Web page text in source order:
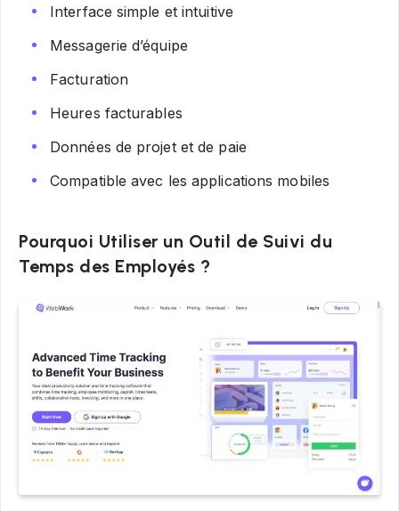
Interface simple et intuitive
Messagerie d’équipe
Facturation
Heures facturables
Données de projet et de paie
Compatible avec les applications mobiles
Pourquoi Utiliser un Outil de Suivi du
Temps des Employés ?